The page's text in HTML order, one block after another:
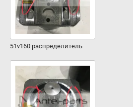
51v160 распределитель